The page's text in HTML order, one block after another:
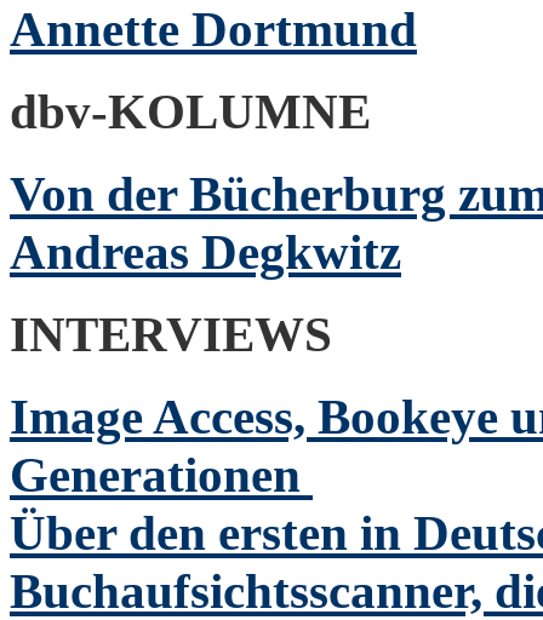
Annette Dortmund
dbv-KOLUMNE
Von der Bücherburg
Andreas Degkwitz
INTERVIEWS
Image Access, Bookeye
Generationen
Über den ersten in
Buchaufsichtsscanner,